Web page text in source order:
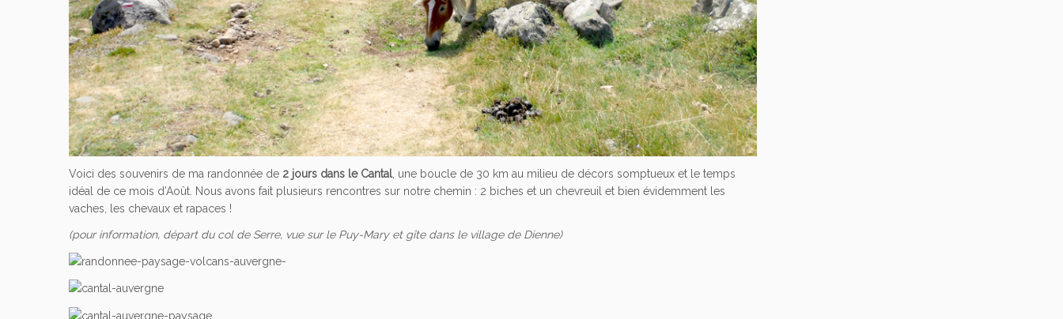
Voici des souvenirs de ma randonnée de 2 jours dans le Cantal , une boucle de 30 km au milieu de décors somptueux et le temps
idéal de ce mois d’Août. Nous avons fait plusieurs rencontres sur notre chemin : 2 biches et un chevreuil et bien évidemment les
vaches, les chevaux et rapaces !
(pour information, départ du col de Serre, vue sur le Puy-Mary et gîte dans le village de Dienne)